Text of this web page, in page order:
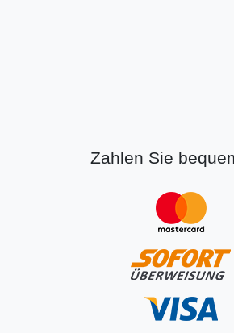
Zahlen Sie